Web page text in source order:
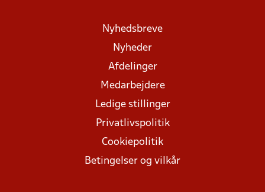
Nyhedsbreve
Nyheder
Afdelinger
Medarbejdere
Ledige stillinger
Privatlivspolitik
Cookiepolitik
Betingelser og vilkår